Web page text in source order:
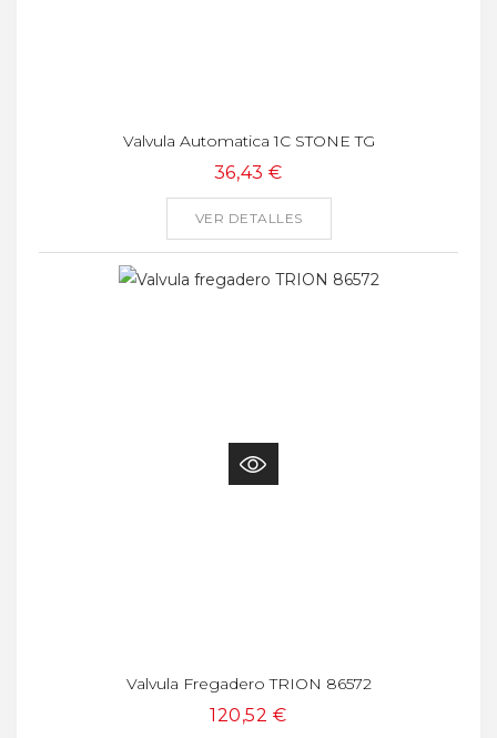
Valvula Automatica 1C STONE TG
36,43 €
VER DETALLES
Valvula Fregadero TRION 86572
120,52 €